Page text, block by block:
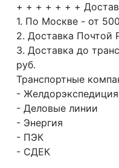
+ + + + + + +
1. По Москве - от
2. Доставка Почтой
3. Доставка до
руб.
Транспортные
- Желдорэкспедиция
- Деловые линии
- Энергия
- ПЭК
- СДЕК